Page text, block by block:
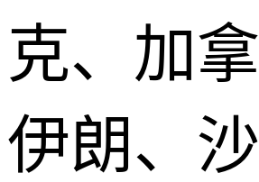
克、加拿
伊朗、沙